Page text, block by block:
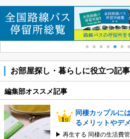
お部屋探し・暮らしに役立つ記
編集部オススメ記事
同棲カップルに
るメリットやデ
▶ 再生する 同棲の生活費